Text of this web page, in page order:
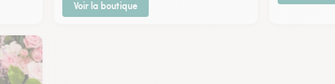
Voir la boutique